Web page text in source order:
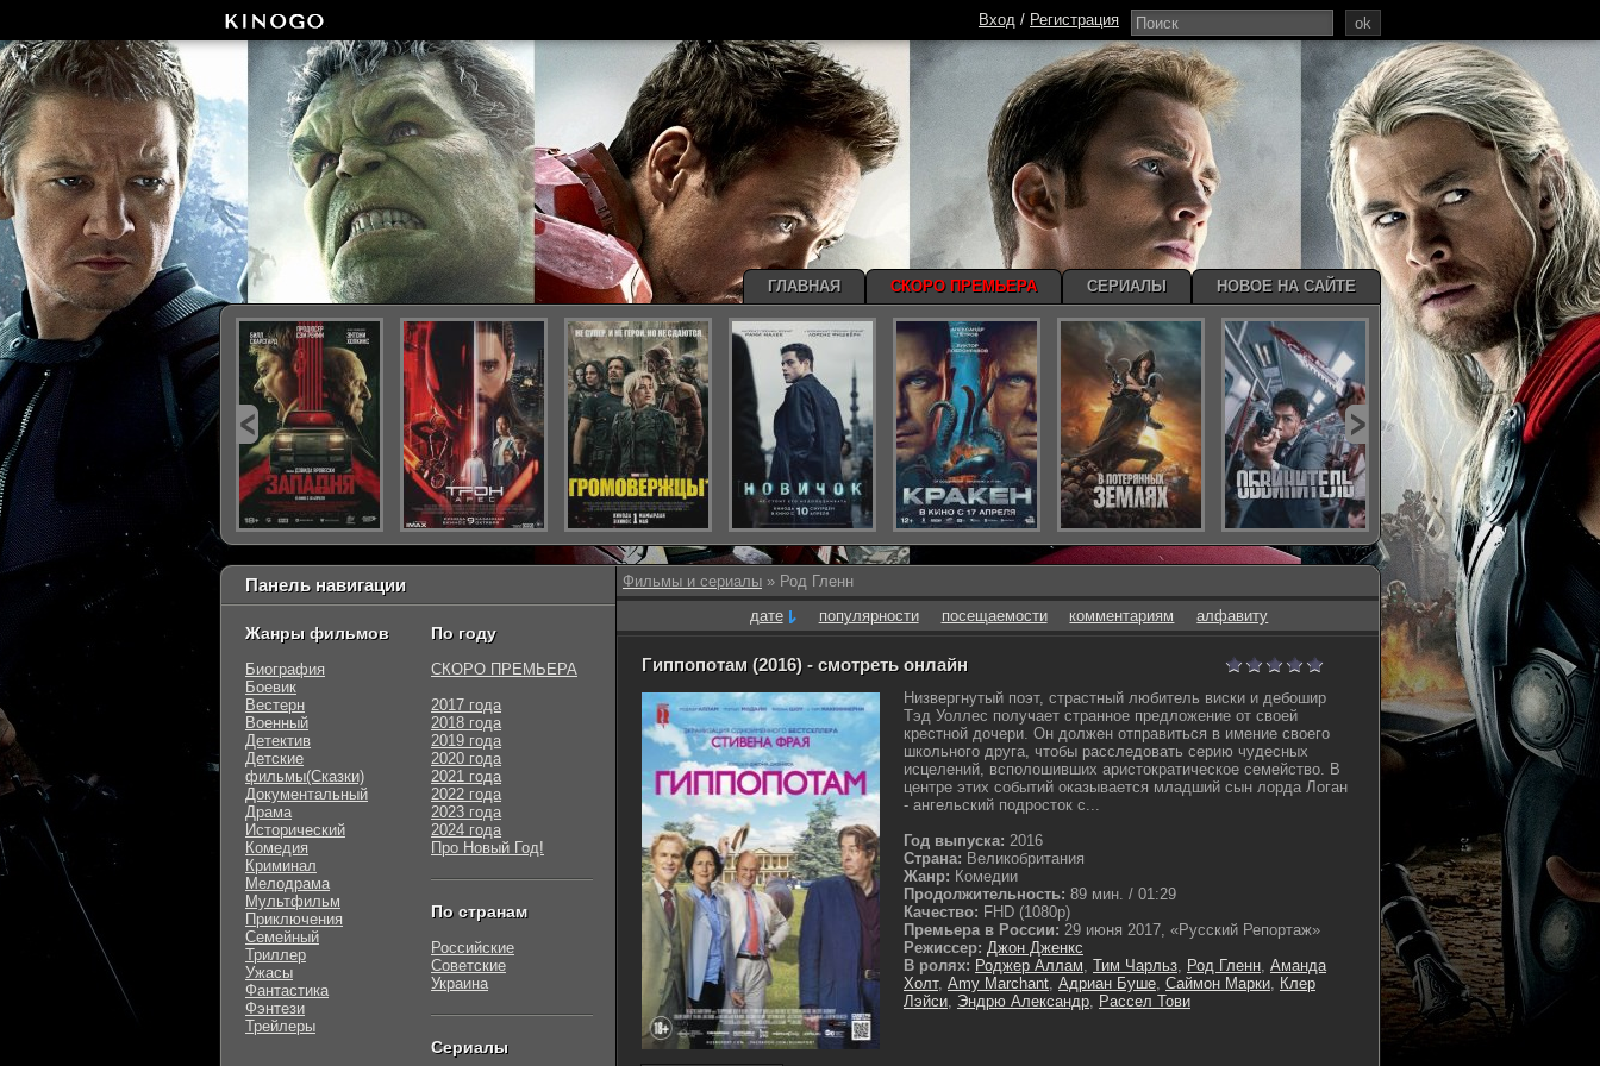
Фильмы и сериалы » Род Гленн
дате
популярности посещаемости комментариям алфавиту
Гиппопотам (2016) - смотреть онлайн
Низвергнутый поэт, страстный любитель виски и дебошир
Тэд Уоллес получает странное предложение от своей
крестной дочери. Он должен отправиться в имение своего
школьного друга, чтобы расследовать серию чудесных
исцелений, всполошивших аристократическое семейство. В
центре этих событий оказывается младший сын лорда Логан
- ангельский подросток с...
Год выпуска: 2016
Страна: Великобритания
Жанр: Комедии
Продолжительность: 89 мин. / 01:29
Качество: FHD (1080p)
Премьера в России: 29 июня 2017, «Русский Репортаж»
Режиссер: Джон Дженкс
В ролях: Роджер Аллам, Тим Чарльз, Род Гленн, Аманда
Холт, Amy Marchant, Адриан Буше, Саймон Марки, Клер
Лэйси, Эндрю Александр, Рассел Тови
Панель навигации
Жанры фильмов
Биография
Боевик
Вестерн
Военный
Детектив
Детские
фильмы(Сказки)
Документальный
Драма
Исторический
Комедия
Криминал
Мелодрама
Мультфильм
Приключения
Семейный
Триллер
Ужасы
Фантастика
Фэнтези
Трейлеры
По году
СКОРО ПРЕМЬЕРА
2017 года
2018 года
2019 года
2020 года
2021 года
2022 года
2023 года
2024 года
Про Новый Год!
По странам
Российские
Советские
Украина
Сериалы
ok
Вход / Регистрация
ГЛАВНАЯ СКОРО ПРЕМЬЕРА СЕРИАЛЫ НОВОЕ НА САЙТЕ